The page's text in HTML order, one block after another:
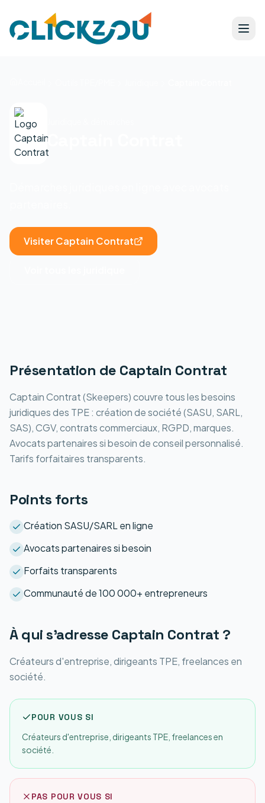
Captain Contrat
VisiterCaptain Contrat
Présentation de Captain Contrat
Captain Contrat (Skeepers) couvre tous les besoins
juridiques des TPE : création de société (SASU, SARL,
SAS), CGV, contrats commerciaux, RGPD, marques.
Avocats partenaires si besoin de conseil personnalisé.
Tarifs forfaitaires transparents.
Points forts
Création SASU/SARL en ligne
Avocats partenaires si besoin
Forfaits transparents
Communauté de 100 000+ entrepreneurs
À qui s'adresse Captain Contrat ?
Créateurs d'entreprise, dirigeants TPE, freelances en
société.
POUR VOUS SI
Créateurs d'entreprise, dirigeants TPE, freelances en
société.
PAS POUR VOUS SI